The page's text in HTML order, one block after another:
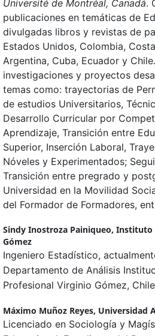
Université de Montréal, Canadá.
publicaciones en temáticas de
divulgadas libros y revistas de
Estados Unidos, Colombia,
Argentina, Cuba, Ecuador y
investigaciones y proyectos
temas como: trayectorias de
de estudios Universitarios,
Desarrollo Curricular por
Aprendizaje, Transición entre
Superior, Inserción Laboral,
Nóveles y Experimentados;
Transición entre pregrado y
Universidad en la Movilidad
del Formador de Formadores,
Sindy Inostroza Painiqueo, Instituto
Gómez
Ingeniero Estadístico,
Departamento de Análisis
Profesional Virginio Gómez,
Máximo Muñoz Reyes, Universidad
Licenciado en Sociología y